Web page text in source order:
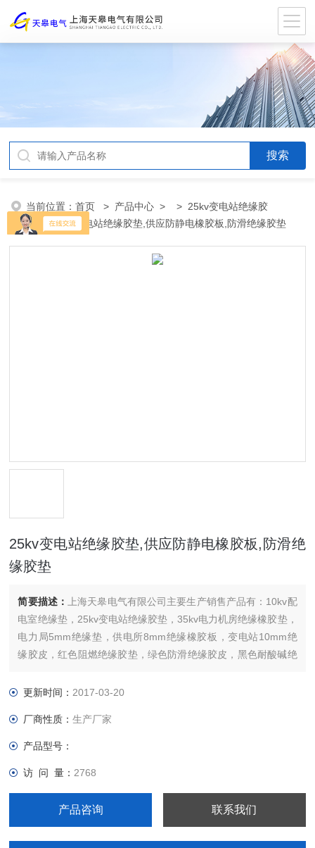
当前位置：首页 > 产品中心 > > 25kv变电站绝缘胶
垫
> 25kv变电站绝缘胶垫,供应防静电橡胶板,防滑绝缘胶垫
25kv变电站绝缘胶垫,供应防静电橡胶板,防滑绝
缘胶垫
简要描述：
上海天皋电气有限公司主要生产销售产品有：10kv配
电室绝缘垫，25kv变电站绝缘胶垫，35kv电力机房绝缘橡胶垫，
电力局5mm绝缘垫，供电所8mm绝缘橡胶板，变电站10mm绝
缘胶皮，红色阻燃绝缘胶垫，绿色防滑绝缘胶皮，黑色耐酸碱绝
更新时间： 2017-03-20
厂商性质：生产厂家
产品型号：
访 问 量： 2768
产品咨询 联系我们